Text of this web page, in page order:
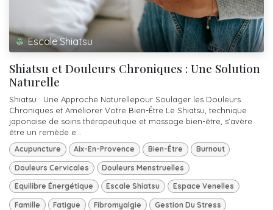
Escale Shiatsu
Shiatsu et Douleurs Chroniques : Une Solution
Naturelle
Shiatsu : Une Approche Naturellepour Soulager les Douleurs
Chroniques et Améliorer Votre Bien-Être Le Shiatsu, technique
japonaise de soins thérapeutique et massage bien-être, s'avère
être un remède e...
Acupuncture Aix-En-Provence Bien-Être Burnout
Douleurs Cervicales Douleurs Menstruelles
Equilibre Énergétique Escale Shiatsu Espace Venelles
Famille Fatigue Fibromyalgie Gestion Du Stress